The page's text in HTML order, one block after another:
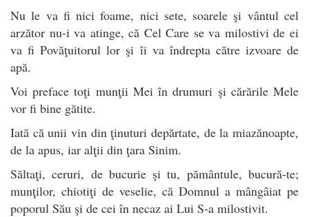
Nu le va fi nici foame, nici sete, soarele şi vântul cel
arzător nu-i va atinge, că Cel Care se va milostivi de ei
va fi Povăţuitorul lor şi îi va îndrepta către izvoare de
apă.
Voi preface toţi munţii Mei în drumuri şi cărările Mele
vor fi bine gătite.
Iată că unii vin din ţinuturi depărtate, de la miazănoapte,
de la apus, iar alţii din ţara Sinim.
Săltaţi, ceruri, de bucurie şi tu, pământule, bucură-te;
munţilor, chiotiţi de veselie, că Domnul a mângâiat pe
poporul Său şi de cei în necaz ai Lui S-a milostivit.